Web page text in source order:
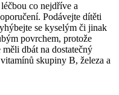
co nejdříve a
Podávejte dítěti
se kyselým či jinak
povrchem, protože
měli dbát na dostatečný
skupiny B, železa a